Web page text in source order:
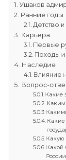
Ушаков
Ранние годы
Детство
Карьера
Первые
Походы
Наследие
Влияние
Вопрос-
Какие
Какую
Какой